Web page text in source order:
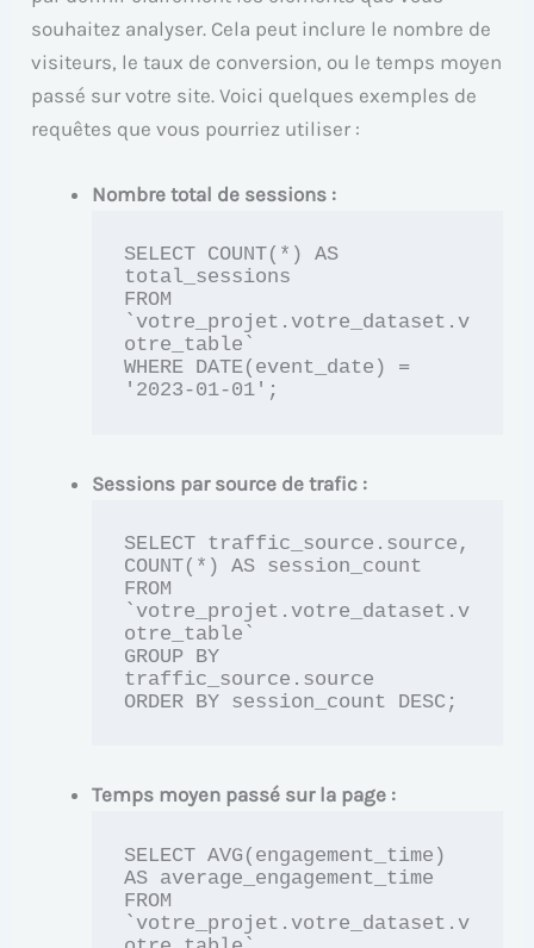
souhaitez analyser. Cela peut inclure le nombre de
visiteurs, le taux de conversion, ou le temps moyen
passé sur votre site. Voici quelques exemples de
requêtes que vous pourriez utiliser :
Nombre total de sessions :
SELECT COUNT(*) AS
total_sessions
FROM
`votre_projet.votre_dataset.v
otre_table`
WHERE DATE(event_date) =
'2023-01-01';
Sessions par source de trafic :
SELECT traffic_source.source,
COUNT(*) AS session_count
FROM
`votre_projet.votre_dataset.v
otre_table`
GROUP BY
traffic_source.source
ORDER BY session_count DESC;
Temps moyen passé sur la page :
SELECT AVG(engagement_time)
AS average_engagement_time
FROM
`votre_projet.votre_dataset.v